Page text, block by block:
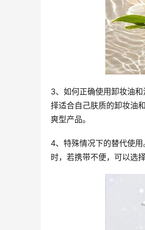
3、如何正确使用卸妆油
择适合自己肤质的卸妆油
爽型产品。
4、特殊情况下的替代使
时，若携带不便，可以选